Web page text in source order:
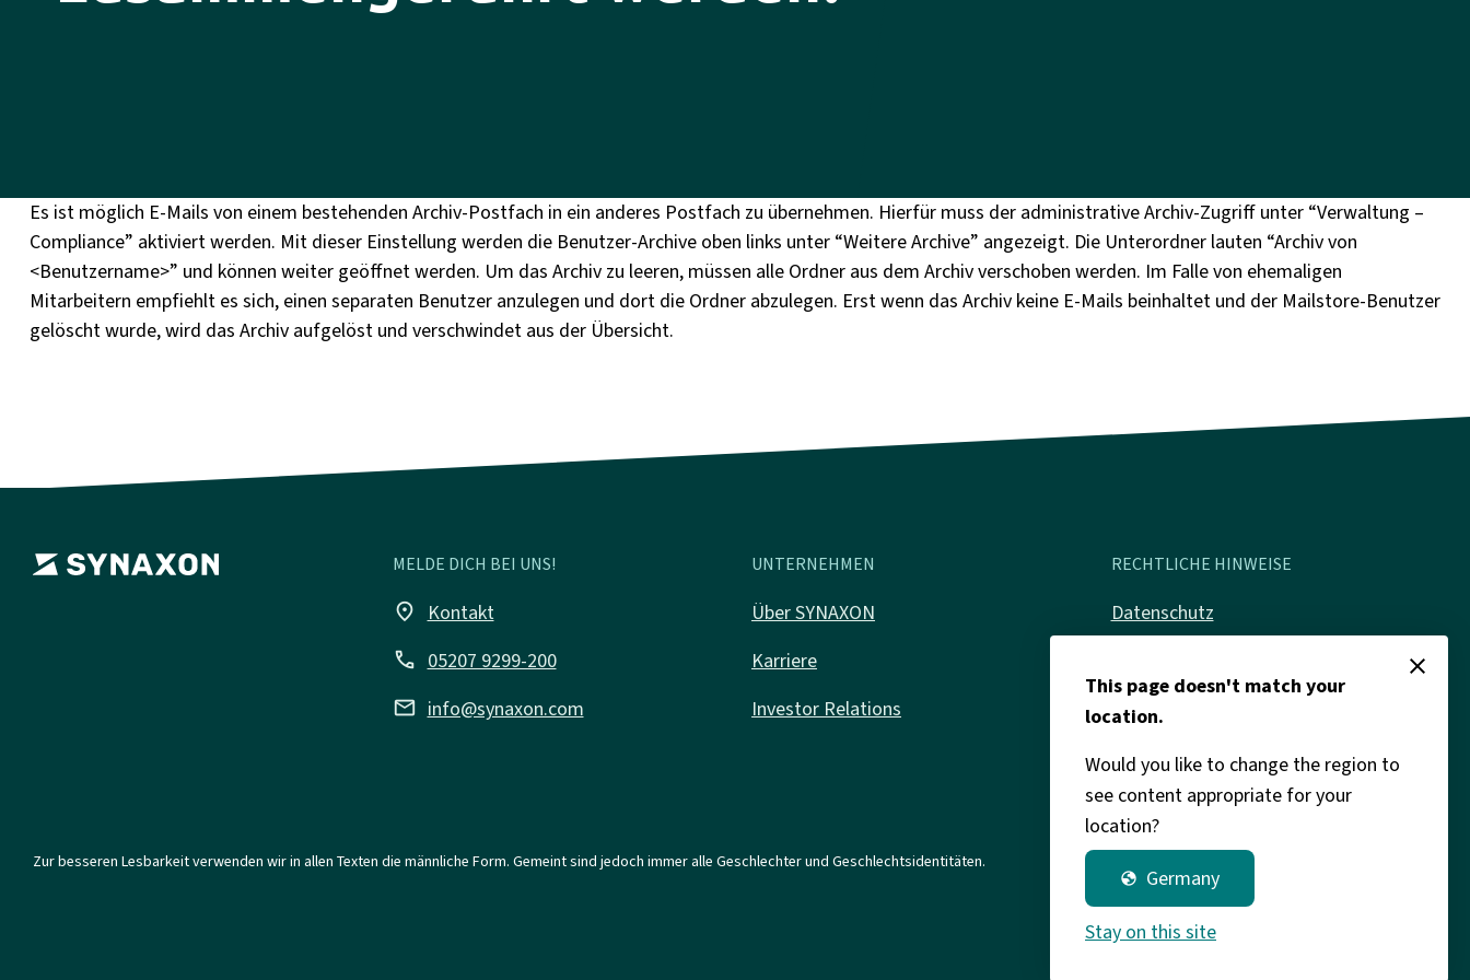
Es ist möglich E-Mails von einem bestehenden Archiv-Postfach in ein anderes Postfach zu übernehmen. Hierfür muss der administrative Archiv-Zugriff unter “Verwaltung –
Compliance” aktiviert werden. Mit dieser Einstellung werden die Benutzer-Archive oben links unter “Weitere Archive” angezeigt. Die Unterordner lauten “Archiv von
<Benutzername>” und können weiter geöffnet werden. Um das Archiv zu leeren, müssen alle Ordner aus dem Archiv verschoben werden. Im Falle von ehemaligen
Mitarbeitern empfiehlt es sich, einen separaten Benutzer anzulegen und dort die Ordner abzulegen. Erst wenn das Archiv keine E-Mails beinhaltet und der Mailstore-Benutzer
gelöscht wurde, wird das Archiv aufgelöst und verschwindet aus der Übersicht.
MELDE DICH BEI UNS!
place Kontakt
call 05207 9299-200
mail info@synaxon.com
UNTERNEHMEN
Über SYNAXON
Karriere
Investor Relations
RECHTLICHE HINWEISE
Datenschutz
Rechtliches
Zur besseren Lesbarkeit verwenden wir in allen Texten die männliche Form. Gemeint sind jedoch immer alle Geschlechter und Geschlechtsidentitäten.
close
This page doesn't match your
location.
Would you like to change the region to
see content appropriate for your
location?
globe Germany
Stay on this site